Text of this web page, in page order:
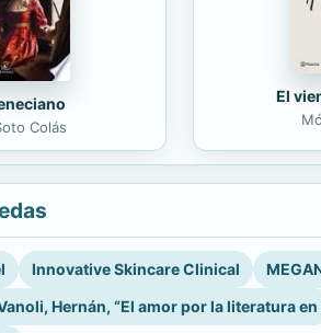
Colás
El
Innovative Skincare Clinical
Hernán, “El amor por la literatura en